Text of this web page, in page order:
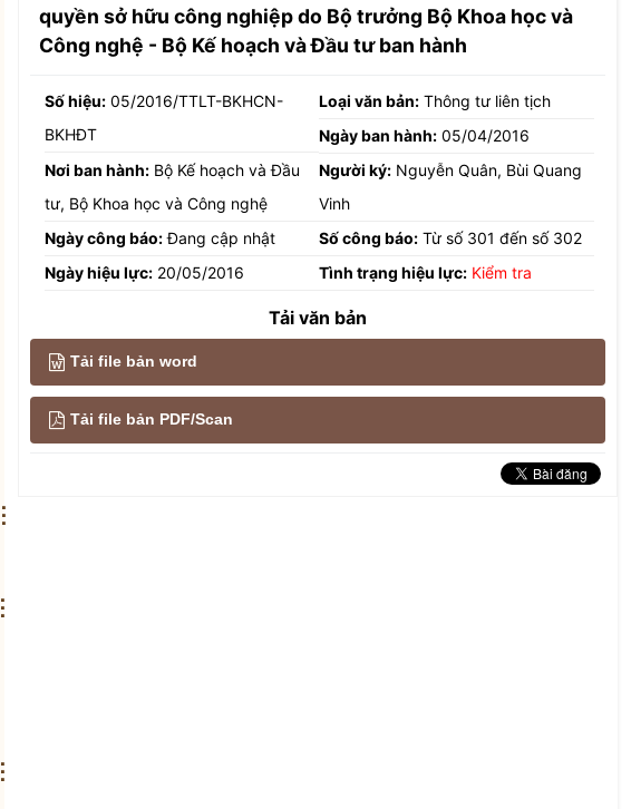
quyền sở hữu công nghiệp do Bộ trưởng Bộ Khoa học và
Công nghệ - Bộ Kế hoạch và Đầu tư ban hành
Số hiệu: 05/2016/TTLT-BKHCN-
BKHĐT
Loại văn bản: Thông tư liên tịch
Ngày ban hành: 05/04/2016
Nơi ban hành: Bộ Kế hoạch và Đầu
tư, Bộ Khoa học và Công nghệ
Người ký: Nguyễn Quân, Bùi Quang
Vinh
Ngày công báo:Đang cập nhật Số công báo: Từ số 301 đến số 302
Ngày hiệu lực: 20/05/2016 Tình trạng hiệu lực: Kiểm tra
Tải văn bản
Tải file bản word
Tải file bản PDF/Scan
⋮
⋮
⋮